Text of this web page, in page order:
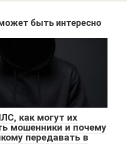
быть интересно
как могут их
мошенники и почему
передавать в